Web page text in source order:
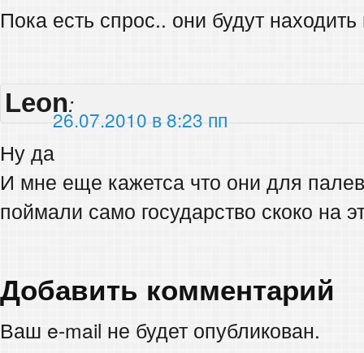
Пока есть спрос.. они будут
Leon:
26.07.2010 в 8:23 пп
Ну да
И мне еще кажетса что они для
поймали само государство скоко на
Добавить комментарий
Ваш e-mail не будет опубликован.